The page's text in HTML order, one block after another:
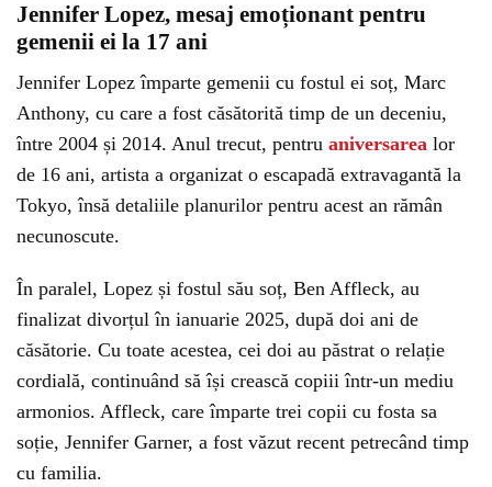
Jennifer Lopez, mesaj emoționant pentru
gemenii ei la 17 ani
Jennifer Lopez împarte gemenii cu fostul ei soț, Marc
Anthony, cu care a fost căsătorită timp de un deceniu,
între 2004 și 2014. Anul trecut, pentru aniversarea lor
de 16 ani, artista a organizat o escapadă extravagantă la
Tokyo, însă detaliile planurilor pentru acest an rămân
necunoscute.
În paralel, Lopez și fostul său soț, Ben Affleck, au
finalizat divorțul în ianuarie 2025, după doi ani de
căsătorie. Cu toate acestea, cei doi au păstrat o relație
cordială, continuând să își crească copiii într-un mediu
armonios. Affleck, care împarte trei copii cu fosta sa
soție, Jennifer Garner, a fost văzut recent petrecând timp
cu familia.